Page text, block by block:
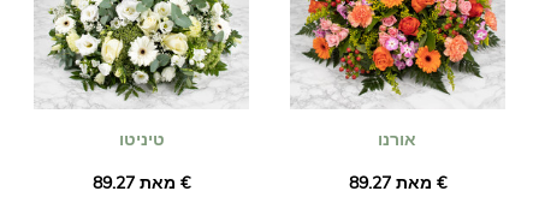
טיניטו
מאת ‏89.27 €
אורנו
מאת ‏89.27 €